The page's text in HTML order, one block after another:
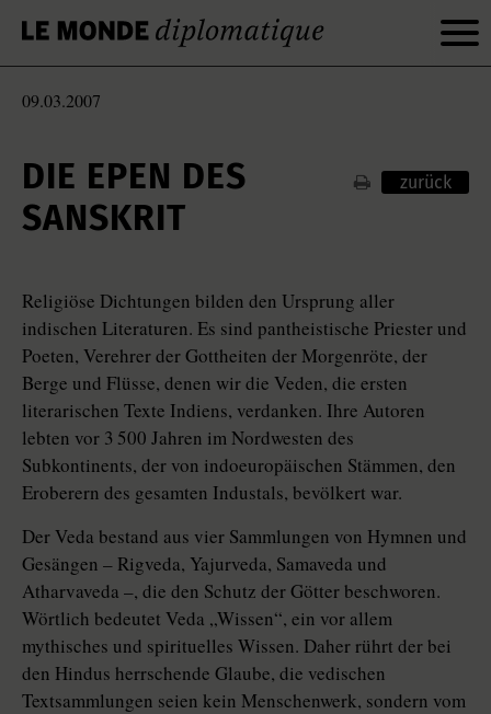
09.03.2007
DIE EPEN DES
SANSKRIT
zurück
Religiöse Dichtungen bilden den Ursprung aller
indischen Literaturen. Es sind pantheistische Priester und
Poeten, Verehrer der Gottheiten der Morgenröte, der
Berge und Flüsse, denen wir die Veden, die ersten
literarischen Texte Indiens, verdanken. Ihre Autoren
lebten vor 3 500 Jahren im Nordwesten des
Subkontinents, der von indoeuropäischen Stämmen, den
Eroberern des gesamten Industals, bevölkert war.
Der Veda bestand aus vier Sammlungen von Hymnen und
Gesängen – Rigveda, Yajurveda, Samaveda und
Atharvaveda –, die den Schutz der Götter beschworen.
Wörtlich bedeutet Veda „Wissen“, ein vor allem
mythisches und spirituelles Wissen. Daher rührt der bei
den Hindus herrschende Glaube, die vedischen
Textsammlungen seien kein Menschenwerk, sondern vom